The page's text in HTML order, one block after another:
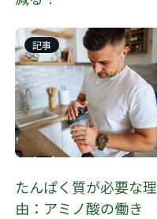
記事
たんぱく質が必要な理
由：アミノ酸の働き